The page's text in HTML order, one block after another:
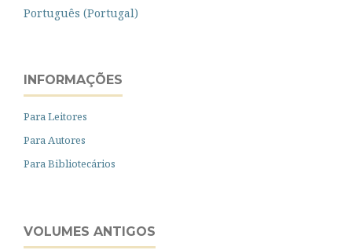
Português (Portugal)
INFORMAÇÕES
Para Leitores
Para Autores
Para Bibliotecários
VOLUMES ANTIGOS